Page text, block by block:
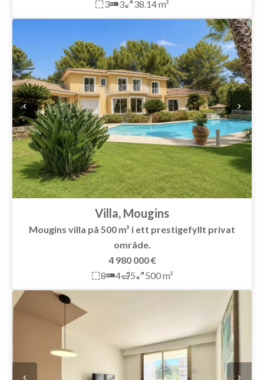
3
3 38.14 m²
Villa, Mougins
Mougins villa på 500 m² i ett prestigefyllt privat
område.
4 980 000 €
8
4 5 500 m²